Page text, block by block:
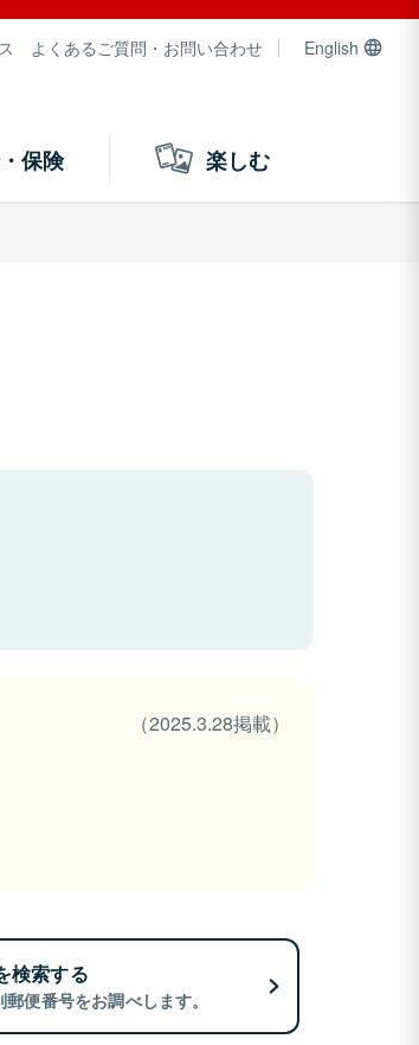
よくあるご質問・お問い合わせ English
保険 楽しむ
（2025.3.28掲載）
検索する
便番号をお調べします。